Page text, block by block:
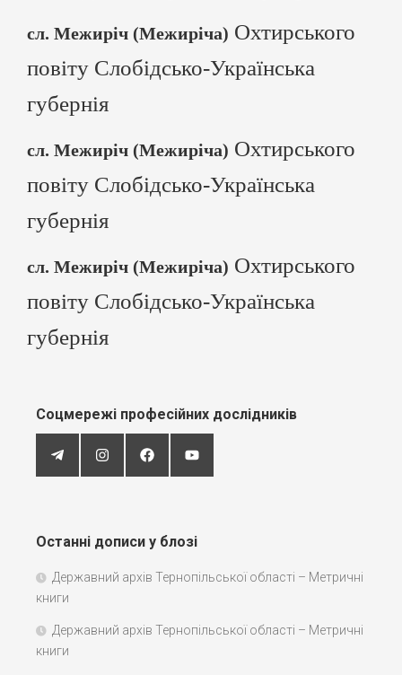
сл. Межиріч (Межиріча) Охтирського
повіту Слобідсько-Українська
губернія
сл. Межиріч (Межиріча) Охтирського
повіту Слобідсько-Українська
губернія
сл. Межиріч (Межиріча) Охтирського
повіту Слобідсько-Українська
губернія
Соцмережі професійних дослідників
Останні дописи у блозі
Державний архів Тернопільської області – Метричні
книги
Державний архів Тернопільської області – Метричні
книги